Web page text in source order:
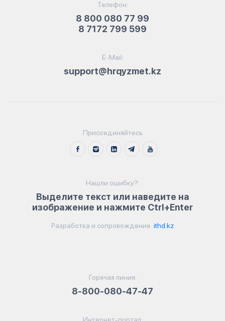
Телефон:
8 800 080 77 99
8 7172 799 599
E-Mail:
support@hrqyzmet.kz
Присоединяйтесь
Нашли ошибку?:
Выделите текст или наведите на
изображение и нажмите Ctrl+Enter
Разработка и сопровождение ithd.kz
Горячая линия:
8-800-080-47-47